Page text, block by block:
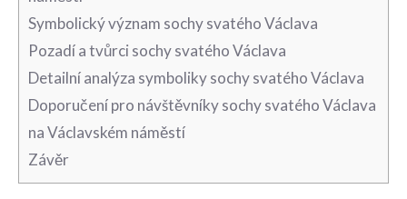
Symbolický význam sochy svatého Václava
Pozadí⁤ a tvůrci⁣ sochy svatého Václava
Detailní analýza‍ symboliky sochy svatého Václava
Doporučení pro‌ návštěvníky ⁢sochy svatého Václava
na Václavském náměstí
Závěr